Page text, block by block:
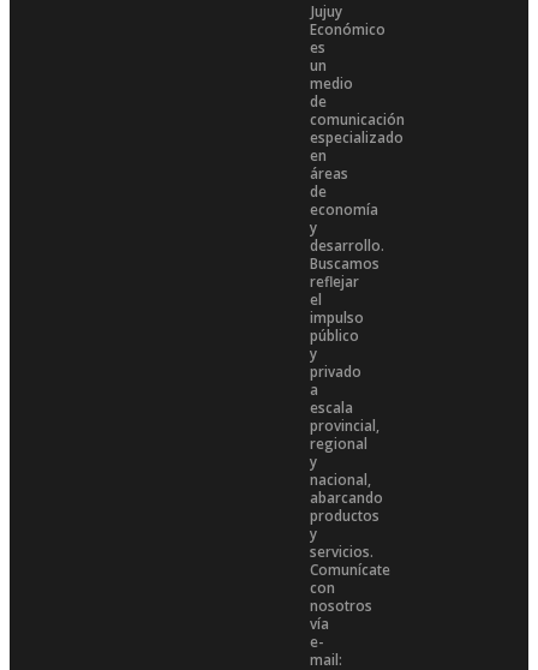
Jujuy
Económico
es
un
medio
de
comunicación
especializado
en
áreas
de
economía
y
desarrollo.
Buscamos
reflejar
el
impulso
público
y
privado
a
escala
provincial,
regional
y
nacional,
abarcando
productos
y
servicios.
Comunícate
con
nosotros
vía
e-
mail: